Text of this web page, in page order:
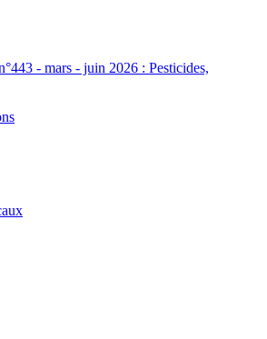
- mars - juin 2026 : Pesticides,